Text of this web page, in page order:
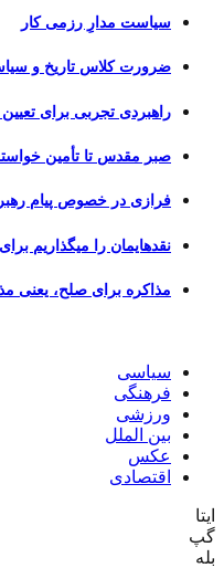
سیاست مدارِ رزمی کار
ضرورت کلاس تاریخ و
راهبردی تجربی برای
صبر مقدس تا تأمین
فرازی در خصوص پیام
نقدهایمان را میگذاریم
مذاکره برای صلح، یعنی
سیاسی
فرهنگی
ورزشی
بین الملل
عکس
اقتصادی
ایتا
گپ
بله